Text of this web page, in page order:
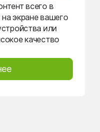
всего в
экране вашего
или
качество